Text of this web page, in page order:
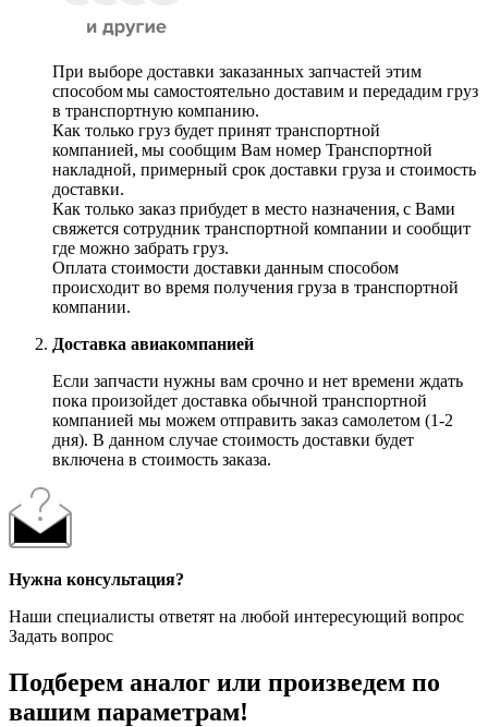
При выборе доставки заказанных запчастей этим
способом мы самостоятельно доставим и передадим груз
в транспортную компанию.
Как только груз будет принят транспортной
компанией, мы сообщим Вам номер Транспортной
накладной, примерный срок доставки груза и стоимость
доставки.
Как только заказ прибудет в место назначения, с Вами
свяжется сотрудник транспортной компании и сообщит
где можно забрать груз.
Оплата стоимости доставки данным способом
происходит во время получения груза в транспортной
компании.
Доставка авиакомпанией
Если запчасти нужны вам срочно и нет времени ждать
пока произойдет доставка обычной транспортной
компанией мы можем отправить заказ самолетом (1-2
дня). В данном случае стоимость доставки будет
включена в стоимость заказа.
Нужна консультация?
Наши специалисты ответят на любой интересующий вопрос
Задать вопрос
Подберем аналог или произведем по
вашим параметрам!